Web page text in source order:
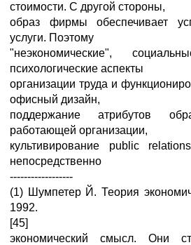
стоимости. С другой стороны,
образ фирмы обеспечивает
услуги. Поэтому
"неэкономические",
психологические аспекты
организации труда и
офисный дизайн,
поддержание атрибутов
работающей организации,
культивирование public
непосредственно
------------------
(1) Шумпетер Й. Теория
1992.
[45]
экономический смысл. Они